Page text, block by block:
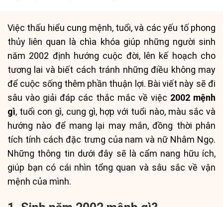
Việc thấu hiểu cung mệnh, tuổi, và các yếu tố phong
thủy liên quan là chìa khóa giúp những người sinh
năm 2002 định hướng cuộc đời, lên kế hoạch cho
tương lai và biết cách tránh những điều không may
để cuộc sống thêm phần thuận lợi. Bài viết này sẽ đi
sâu vào giải đáp các thắc mắc về việc 2002 mệnh
gì, tuổi con gì, cung gì, hợp với tuổi nào, màu sắc và
hướng nào để mang lại may mắn, đồng thời phân
tích tính cách đặc trưng của nam và nữ Nhâm Ngọ.
Những thông tin dưới đây sẽ là cẩm nang hữu ích,
giúp bạn có cái nhìn tổng quan và sâu sắc về vận
mệnh của mình.